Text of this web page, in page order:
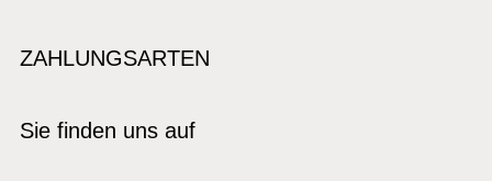
ZAHLUNGSARTEN
Sie finden uns auf